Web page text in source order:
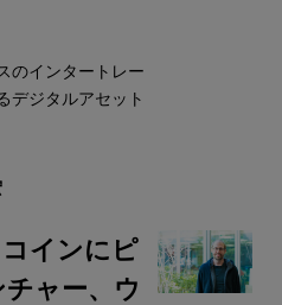
のインタートレー
デジタルアセット
インにピ
ャー、ウ